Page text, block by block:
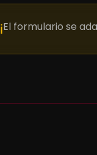
ℹ️El formulario se